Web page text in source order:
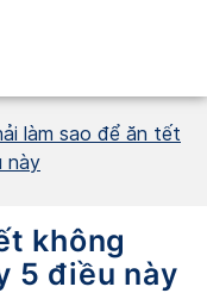
làm sao để ăn tết
này
không
5 điều này